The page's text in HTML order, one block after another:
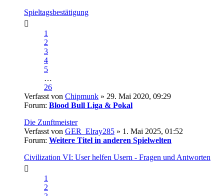
Spieltagsbestätigung
1
2
3
4
5
…
26
Verfasst von Chipmunk » 29. Mai 2020, 09:29
Forum: Blood Bull Liga & Pokal
Die Zunftmeister
Verfasst von GER_Elray285 » 1. Mai 2025, 01:52
Forum: Weitere Titel in anderen Spielwelten
Civilization VI: User helfen Usern - Fragen und Antworten
1
2